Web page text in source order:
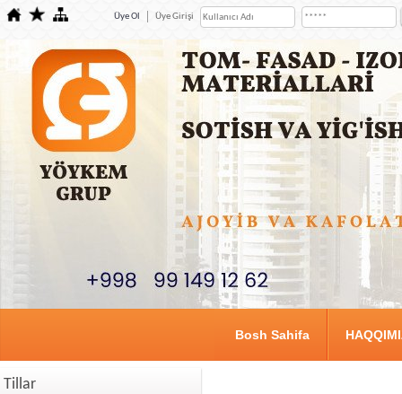
Üye Ol Üye Girişi
Bosh Sahifa
Tillar